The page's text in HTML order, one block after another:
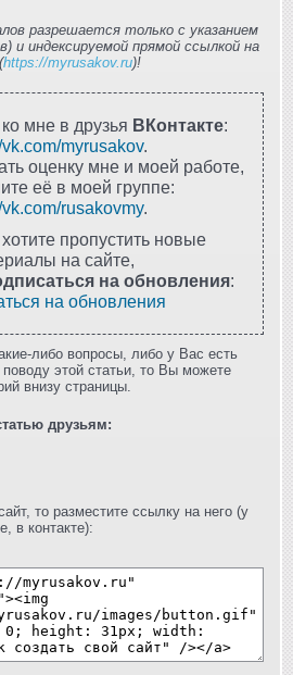
разрешается только с указанием
и индексируемой прямой ссылкой на
https://myrusakov.ru)!
мне в друзья ВКонтакте:
myrusakov.
оценку мне и моей работе,
её в моей группе:
rusakovmy.
пропустить новые
на сайте,
на обновления:
на обновления
либо вопросы, либо у Вас есть
этой статьи, то Вы можете
внизу страницы.
друзьям:
то разместите ссылку на него (у
в контакте):